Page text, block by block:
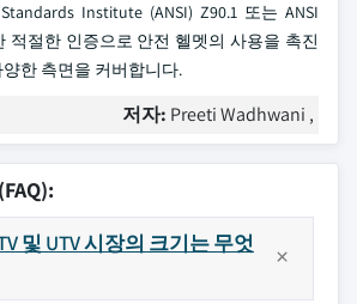
Institute (ANSI) Z90.1 또는 ANSI
적절한 인증으로 안전 헬멧의 사용을 촉진
한 측면을 커버합니다.
저자: Preeti Wadhwani ,
및 UTV 시장의 크기는 무엇